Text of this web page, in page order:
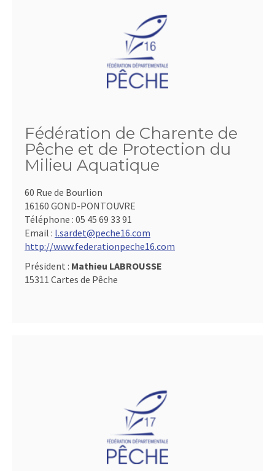
Fédération de Charente de
Pêche et de Protection du
Milieu Aquatique
60 Rue de Bourlion
16160 GOND-PONTOUVRE
Téléphone : 05 45 69 33 91
Email : l.sardet@peche16.com
http://www.federationpeche16.com
Président : Mathieu LABROUSSE
15311 Cartes de Pêche